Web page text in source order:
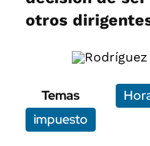
otros
Temas
impuesto